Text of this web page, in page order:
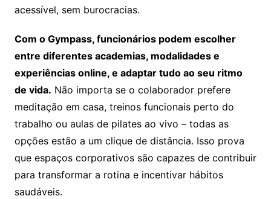
acessível, sem burocracias.
Com o Gympass, funcionários podem escolher
entre diferentes academias, modalidades e
experiências online, e adaptar tudo ao seu ritmo
de vida. Não importa se o colaborador prefere
meditação em casa, treinos funcionais perto do
trabalho ou aulas de pilates ao vivo – todas as
opções estão a um clique de distância. Isso prova
que espaços corporativos são capazes de contribuir
para transformar a rotina e incentivar hábitos
saudáveis.